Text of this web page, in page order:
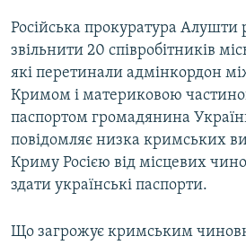
ІНФОГРАФІКА
Усі сайти RFE/RL
Російська прокуратура Алушти
звільнити 20 співробітників
які перетинали адмінкордон
Кримом і материковою
паспортом громадянина
повідомляє низка кримських
Криму Росією від місцевих
здати українські паспорти.
Що загрожує кримським